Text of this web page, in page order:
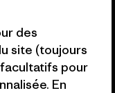
Plan du
des
site (toujours
pour
En